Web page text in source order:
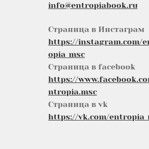
info@entropiabook.ru
Страница в Инстаграм
https://instagram.com/
opia_msc
Страница в facebook
https://
ntropia.msc
Страница в vk
https://vk.com/